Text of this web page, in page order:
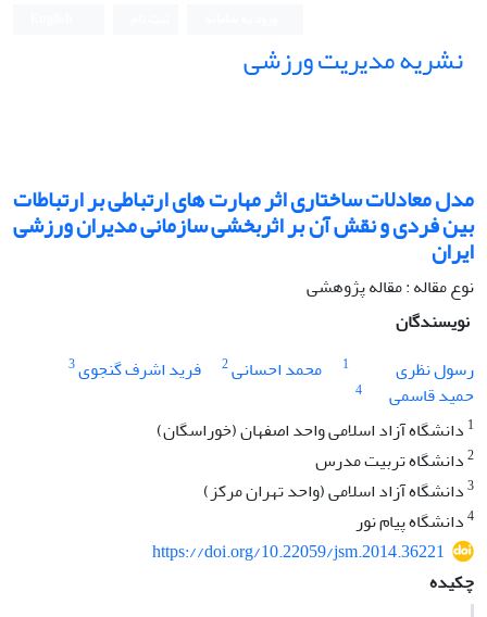
نشریه مدیریت ورزشی
مدل معادلات ساختاری اثر مهارت های ارتباطی بر ارتباطات
بین فردی و نقش آن بر اثربخشی سازمانی مدیران ورزشی
ایران
نوع مقاله : مقاله پژوهشی
نویسندگان
رسول نظری
1 محمد احسانی2 فرید اشرف گنجوی3
حمید قاسمی
4
1 دانشگاه آزاد اسلامی واحد اصفهان (خوراسگان)
2دانشگاه تربیت مدرس
3دانشگاه آزاد اسلامی (واحد تهران مرکز)
4دانشگاه پیام نور
https://doi.org/10.22059/jsm.2014.36221
چکیده